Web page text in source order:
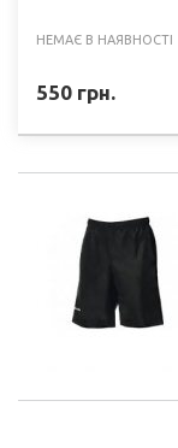
НЕМАЄ В НАЯВНОСТІ
550 грн.